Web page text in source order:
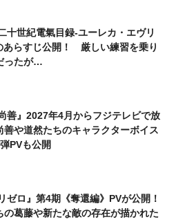
十世紀電氣目録-ユーレカ・エヴリ
あらすじ公開！ 厳しい練習を乗り
ったが…
善』2027年4月からフジテレビで放
や道然たちのキャラクターボイス
PVも公開
ゼロ』第4期《奪還編》PVが公開！
葛藤や新たな敵の存在が描かれた